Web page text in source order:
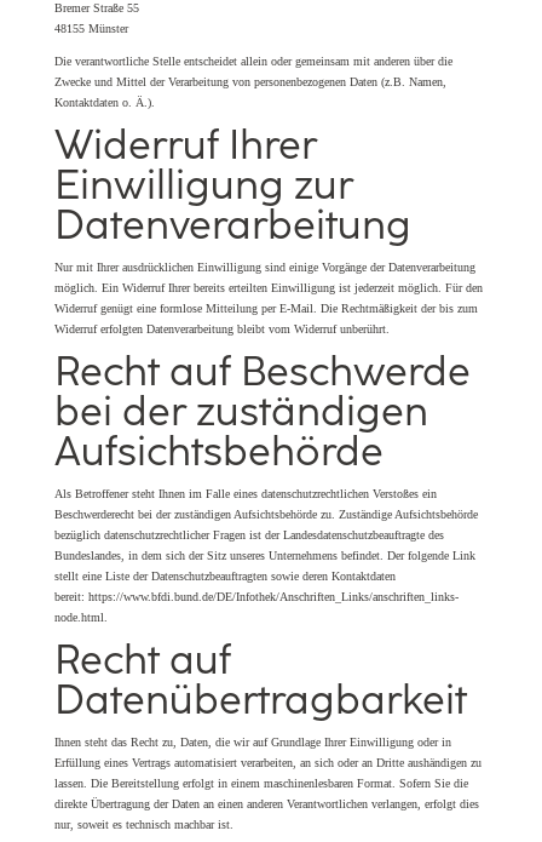
Bremer Straße 55
48155 Münster
Die verantwortliche Stelle entscheidet allein oder gemeinsam mit anderen über die
Zwecke und Mittel der Verarbeitung von personenbezogenen Daten (z.B. Namen,
Kontaktdaten o. Ä.).
Widerruf Ihrer
Einwilligung zur
Datenverarbeitung
Nur mit Ihrer ausdrücklichen Einwilligung sind einige Vorgänge der Datenverarbeitung
möglich. Ein Widerruf Ihrer bereits erteilten Einwilligung ist jederzeit möglich. Für den
Widerruf genügt eine formlose Mitteilung per E-Mail. Die Rechtmäßigkeit der bis zum
Widerruf erfolgten Datenverarbeitung bleibt vom Widerruf unberührt.
Recht auf Beschwerde
bei der zuständigen
Aufsichtsbehörde
Als Betroffener steht Ihnen im Falle eines datenschutzrechtlichen Verstoßes ein
Beschwerderecht bei der zuständigen Aufsichtsbehörde zu. Zuständige Aufsichtsbehörde
bezüglich datenschutzrechtlicher Fragen ist der Landesdatenschutzbeauftragte des
Bundeslandes, in dem sich der Sitz unseres Unternehmens befindet. Der folgende Link
stellt eine Liste der Datenschutzbeauftragten sowie deren Kontaktdaten
bereit: https://www.bfdi.bund.de/DE/Infothek/Anschriften_Links/anschriften_links-
node.html
Recht auf
Datenübertragbarkeit
Ihnen steht das Recht zu, Daten, die wir auf Grundlage Ihrer Einwilligung oder in
Erfüllung eines Vertrags automatisiert verarbeiten, an sich oder an Dritte aushändigen zu
lassen. Die Bereitstellung erfolgt in einem maschinenlesbaren Format. Sofern Sie die
direkte Übertragung der Daten an einen anderen Verantwortlichen verlangen, erfolgt dies
nur, soweit es technisch machbar ist.